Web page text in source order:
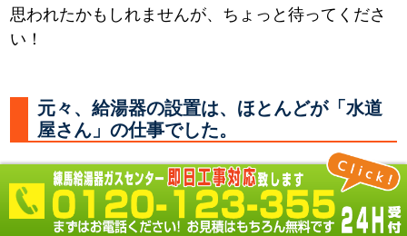
思われたかもしれませんが、ちょっと待ってくださ
い！
元々、給湯器の設置は、ほとんどが「水道
屋さん」の仕事でした。
何故なら 必要なところに水やお湯を供給する配管を
し、器具を取付るのは「水道屋さん」だからです。